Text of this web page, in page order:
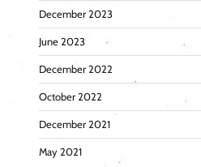
December 2023
June 2023
December 2022
October 2022
December 2021
May 2021